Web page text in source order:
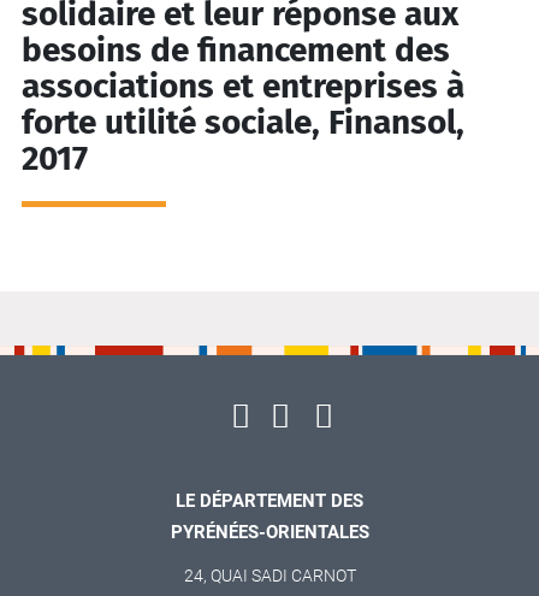
solidaire et leur réponse aux
besoins de financement des
associations et entreprises à
forte utilité sociale, Finansol,
2017
LE DÉPARTEMENT DES
PYRÉNÉES-ORIENTALES
24, QUAI SADI CARNOT